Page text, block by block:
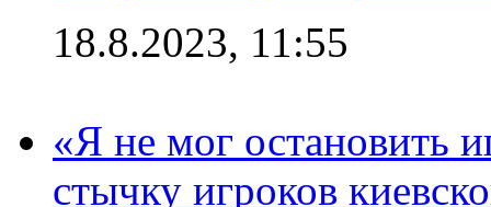
18.8.2023, 11:55
«Я не мог остановить
стычку игроков